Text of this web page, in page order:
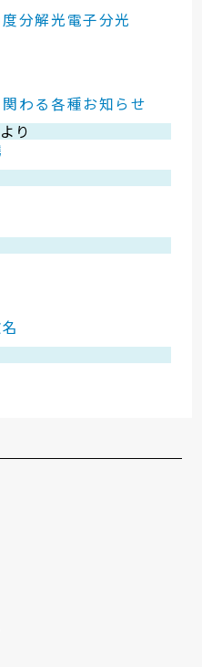
分解光電子分光
わる各種お知らせ
り